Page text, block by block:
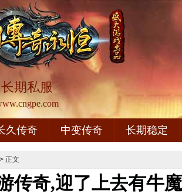
长期私服
久传奇 中变传奇 长期稳定
> 正文
传奇,迎了上去有牛